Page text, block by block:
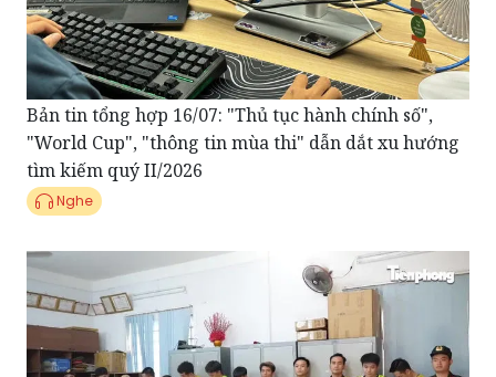
Bản tin tổng hợp 16/07: "Thủ tục hành chính số",
"World Cup", "thông tin mùa thi" dẫn dắt xu hướng
tìm kiếm quý II/2026
Nghe